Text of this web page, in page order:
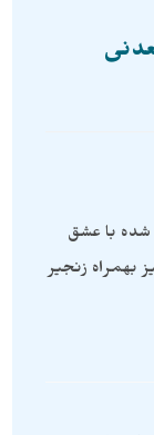
شده با عشق
زنجیر